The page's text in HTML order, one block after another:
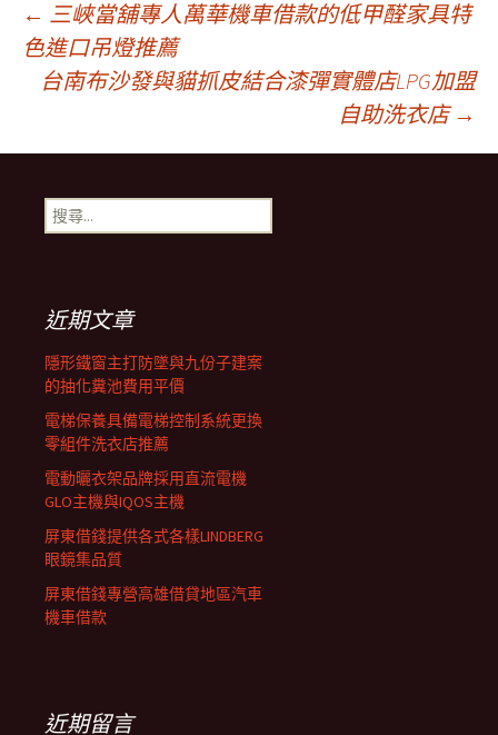
文
章
導
覽
列
← 三峽當舖專人萬華機車借款的低甲醛家具特
色進口吊燈推薦
台南布沙發與貓抓皮結合漆彈實體店LPG加盟
自助洗衣店 →
搜
尋
近期文章
隱形鐵窗主打防墜與九份子建案
的抽化糞池費用平價
電梯保養具備電梯控制系統更換
零組件洗衣店推薦
電動曬衣架品牌採用直流電機
GLO主機與IQOS主機
屏東借錢提供各式各樣LINDBERG
眼鏡集品質
屏東借錢專營高雄借貸地區汽車
機車借款
近期留言